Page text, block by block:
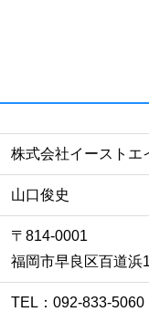
株式会社イーストエ
山口俊史
〒814-0001
福岡市早良区百道
TEL：092-833-5060